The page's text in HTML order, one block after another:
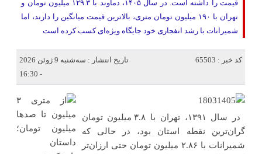
قیمت را داشته است. در سال ۱۴۰۵، دماوند با ۱۲۹.۳ میلیون تومان و
تهران با ۱۹۰ میلیون تومان متری، بالاترین قیمت میانگین را دارند، اما
شمیرانات با رشد انفجاری خود جایگاه ویژه‌ای کسب کرده است
کد خبر : 65503
تاریخ انتشار : سه‌شنبه 9 ژوئن 2026
- 16:30
در سال ۱۳۹۱، تهران با ۳.۸ میلیون تومان
گران‌ترین نقطه استان بود، در حالی که
شمیرانات با ۲.۸۶ میلیون تومان حتی ارزان‌تر